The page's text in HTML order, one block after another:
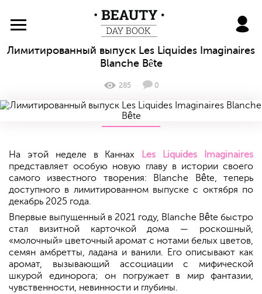
BeautyDayBook
Лимитированный выпуск Les Liquides Imaginaires
Blanche Bête
285 0
На этой неделе в Каннах
Les Liquides Imaginaires
представляет особую новую главу в истории своего
самого известного творения: Blanche Bête, теперь
доступного в лимитированном выпуске с октября по
декабрь 2025 года.
Впервые выпущенный в 2021 году, Blanche Bête быстро
стал визитной карточкой дома — роскошный,
«молочный» цветочный аромат с нотами белых цветов,
семян амбретты, ладана и ванили. Его описывают как
аромат, вызывающий ассоциации с мифической
шкурой единорога; он погружает в мир фантазии,
чувственности, невинности и глубины.